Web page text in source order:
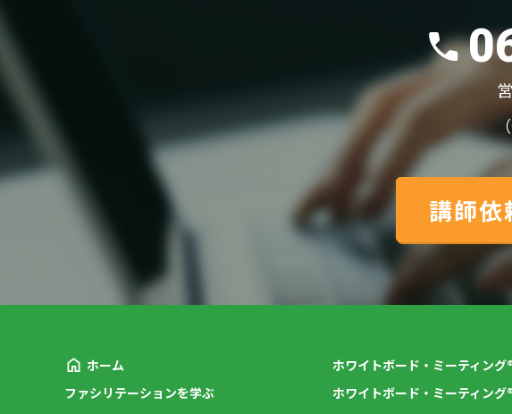
講師依
ホーム
ファシリテーションを学ぶ
ホワイトボード・ミーティング
ホワイトボード・ミーティング